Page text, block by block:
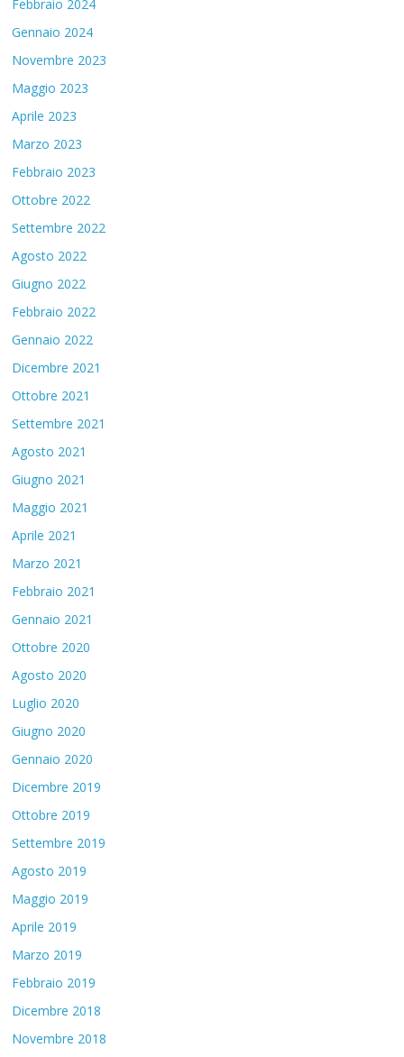
Febbraio 2024
Gennaio 2024
Novembre 2023
Maggio 2023
Aprile 2023
Marzo 2023
Febbraio 2023
Ottobre 2022
Settembre 2022
Agosto 2022
Giugno 2022
Febbraio 2022
Gennaio 2022
Dicembre 2021
Ottobre 2021
Settembre 2021
Agosto 2021
Giugno 2021
Maggio 2021
Aprile 2021
Marzo 2021
Febbraio 2021
Gennaio 2021
Ottobre 2020
Agosto 2020
Luglio 2020
Giugno 2020
Gennaio 2020
Dicembre 2019
Ottobre 2019
Settembre 2019
Agosto 2019
Maggio 2019
Aprile 2019
Marzo 2019
Febbraio 2019
Dicembre 2018
Novembre 2018